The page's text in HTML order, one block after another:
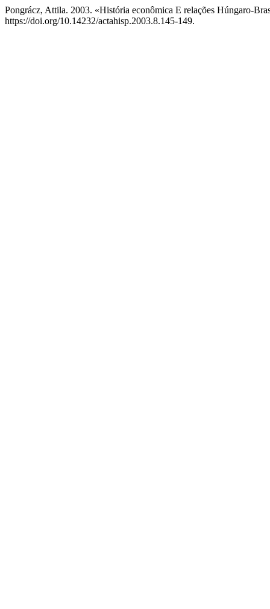
Pongrácz, Attila. 2003. «História econômica E relações Húngaro-
https://doi.org/10.14232/actahisp.2003.8.145-149.